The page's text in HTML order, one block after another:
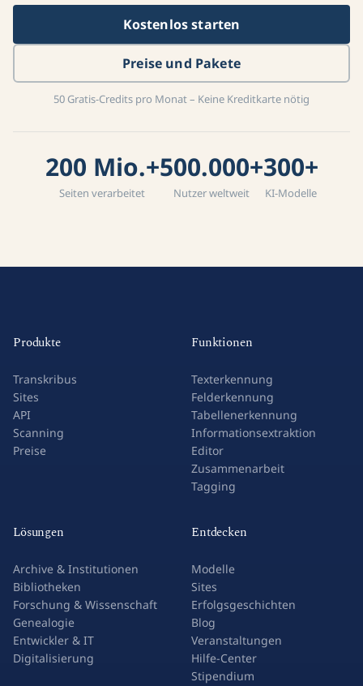
Kostenlos starten
Preise und Pakete
50 Gratis-Credits pro Monat – Keine Kreditkarte nötig
200 Mio.+
Seiten verarbeitet
500.000+
Nutzer weltweit
300+
KI-Modelle
Produkte
Transkribus
Sites
API
Scanning
Preise
Funktionen
Texterkennung
Felderkennung
Tabellenerkennung
Informationsextraktion
Editor
Zusammenarbeit
Tagging
Lösungen
Archive & Institutionen
Bibliotheken
Forschung & Wissenschaft
Genealogie
Entwickler & IT
Digitalisierung
Entdecken
Modelle
Sites
Erfolgsgeschichten
Blog
Veranstaltungen
Hilfe-Center
Stipendium